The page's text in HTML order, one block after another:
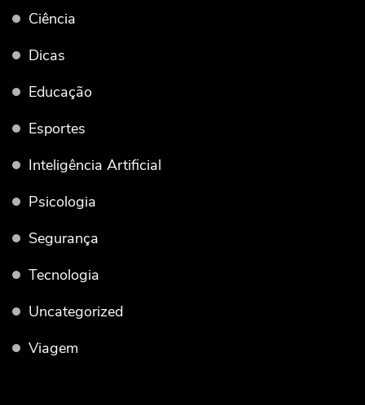
Ciência
Dicas
Educação
Esportes
Inteligência Artificial
Psicologia
Segurança
Tecnologia
Uncategorized
Viagem